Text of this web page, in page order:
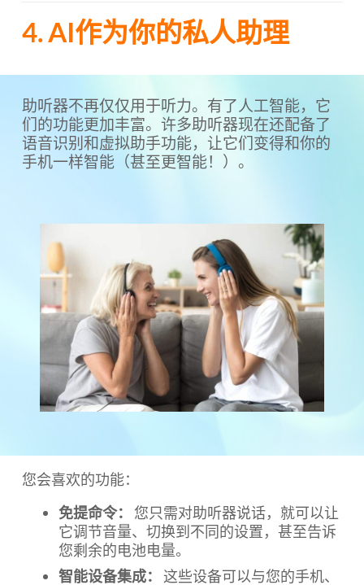
4. AI作为你的私人助理
助听器不再仅仅用于听力。有了人工智能，它
们的功能更加丰富。许多助听器现在还配备了
语音识别和虚拟助手功能，让它们变得和你的
手机一样智能（甚至更智能！）。
您会喜欢的功能：
免提命令：
您只需对助听器说话，就可以让
它调节音量、切换到不同的设置，甚至告诉
您剩余的电池电量。
智能设备集成：
这些设备可以与您的手机、